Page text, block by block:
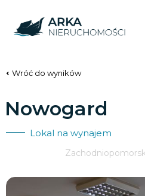
Wróć do wyników
Nowogard
Lokal na wynajem